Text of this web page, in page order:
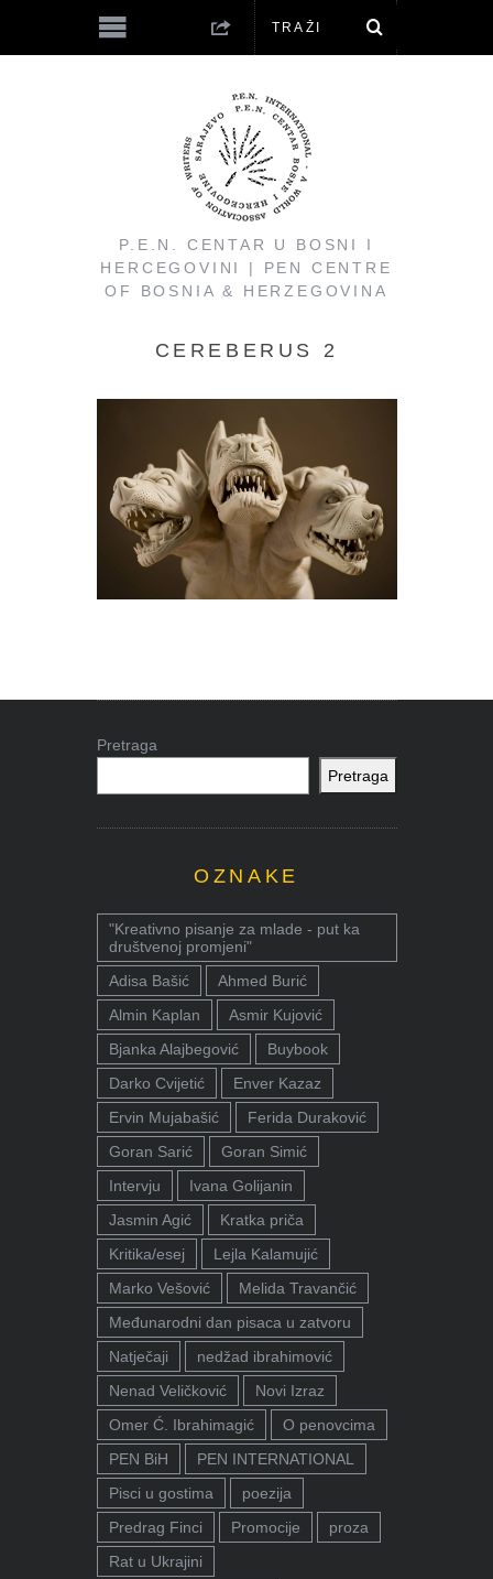
P.E.N. CENTAR U BOSNI I
HERCEGOVINI | PEN CENTRE
OF BOSNIA & HERZEGOVINA
CEREBERUS 2
Pretraga
Pretraga
OZNAKE
"Kreativno pisanje za mlade - put ka
društvenoj promjeni"
Adisa Bašić
Ahmed Burić
Almin Kaplan
Asmir Kujović
Bjanka Alajbegović
Buybook
Darko Cvijetić
Enver Kazaz
Ervin Mujabašić
Ferida Duraković
Goran Sarić
Goran Simić
Intervju
Ivana Golijanin
Jasmin Agić
Kratka priča
Kritika/esej
Lejla Kalamujić
Marko Vešović
Melida Travančić
Međunarodni dan pisaca u zatvoru
Natječaji
nedžad ibrahimović
Nenad Veličković
Novi Izraz
Omer Ć. Ibrahimagić
O penovcima
PEN BiH
PEN INTERNATIONAL
Pisci u gostima
poezija
Predrag Finci
Promocije
proza
Rat u Ukrajini